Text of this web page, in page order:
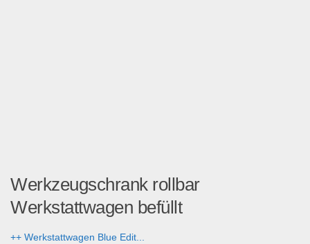
Werkzeugschrank rollbar
Werkstattwagen befüllt
++ Werkstattwagen Blue Edit...